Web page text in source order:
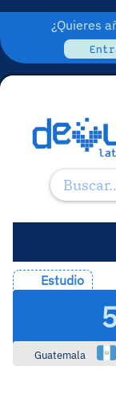
¿Quieres
Estudio
Guatemala